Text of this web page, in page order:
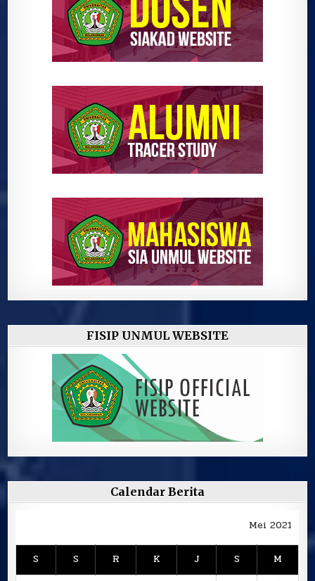
FISIP UNMUL WEBSITE
Calendar Berita
Mei 2021
S S R K J S M